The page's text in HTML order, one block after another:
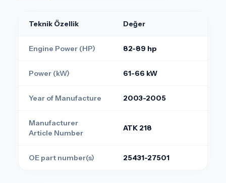
Teknik Özellik Değer
Engine Power (HP) 82-89 hp
Power (kW) 61-66 kW
Year of Manufacture 2003-2005
Manufacturer
Article Number
ATK 218
OE part number(s) 25431-27501